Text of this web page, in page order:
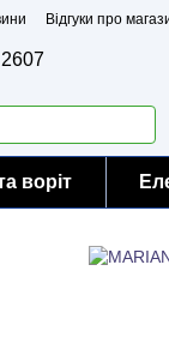
Відгуки про
воріт